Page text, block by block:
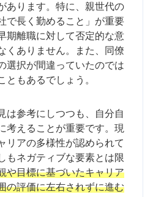
あります。特に、親世代の
で長く勤めること」が重要
期離職に対して否定的な意
くありません。また、同僚
選択が間違っていたのでは
もあるでしょう。
は参考にしつつも、自分自
考えることが重要です。現
リアの多様性が認められて
もネガティブな要素とは限
や目標に基づいたキャリア
の評価に左右されずに進む